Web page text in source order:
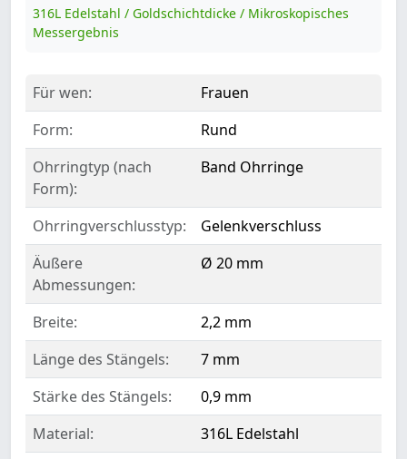
316L Edelstahl / Goldschichtdicke / Mikroskopisches
Messergebnis
Für wen:
Frauen
Form:
Rund
Ohrringtyp (nach
Form):
Band Ohrringe
Ohrringverschlusstyp:
Gelenkverschluss
Äußere
Abmessungen:
Ø 20 mm
Breite:
2,2 mm
Länge des Stängels:
7 mm
Stärke des Stängels:
0,9 mm
Material:
316L Edelstahl